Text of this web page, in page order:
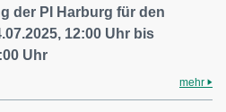
der PI Harburg für den
12:00 Uhr bis
Uhr
mehr